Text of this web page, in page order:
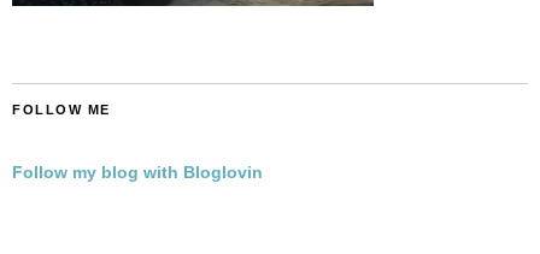
FOLLOW ME
Follow my blog with Bloglovin